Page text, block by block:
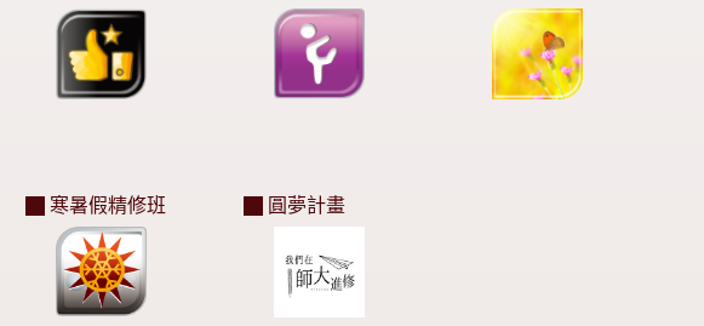
寒暑假精修班 圓夢計畫